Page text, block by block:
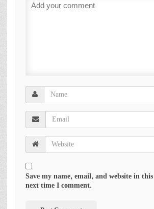
Save my name, email, and website in
next time I comment.